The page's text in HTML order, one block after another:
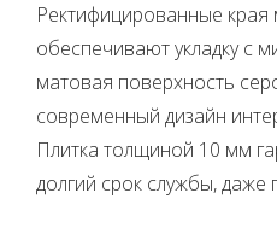
Ректифицированные края
обеспечивают укладку с
матовая поверхность
современный дизайн
Плитка толщиной 10 мм
долгий срок службы, даже